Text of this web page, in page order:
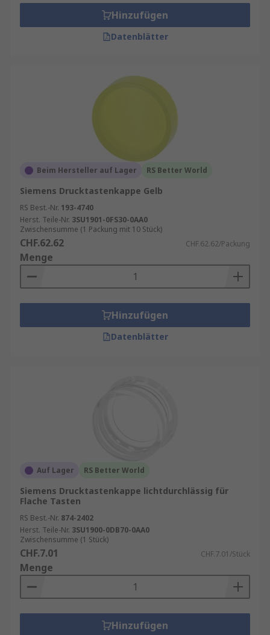
Hinzufügen
Datenblätter
Beim Hersteller auf Lager RS Better World
Siemens Drucktastenkappe Gelb
RS Best.-Nr. 193-4740
Herst. Teile-Nr. 3SU1901-0FS30-0AA0
Zwischensumme (1 Packung mit 10 Stück)
CHF.62.62 CHF.62.62/Packung
Menge
Hinzufügen
Datenblätter
Auf Lager RS Better World
Siemens Drucktastenkappe lichtdurchlässig für
Flache Tasten
RS Best.-Nr. 874-2402
Herst. Teile-Nr. 3SU1900-0DB70-0AA0
Zwischensumme (1 Stück)
CHF.7.01 CHF.7.01/Stück
Menge
Hinzufügen